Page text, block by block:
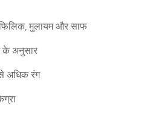
मुलायम और साफ
के अनुसार
अधिक रंग